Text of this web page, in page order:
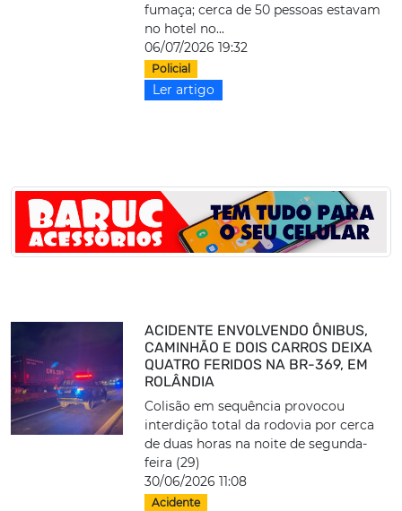
fumaça; cerca de 50 pessoas estavam
no hotel no...
06/07/2026 19:32
Policial
Ler artigo
ACIDENTE ENVOLVENDO ÔNIBUS,
CAMINHÃO E DOIS CARROS DEIXA
QUATRO FERIDOS NA BR-369, EM
ROLÂNDIA
Colisão em sequência provocou
interdição total da rodovia por cerca
de duas horas na noite de segunda-
feira (29)
30/06/2026 11:08
Acidente